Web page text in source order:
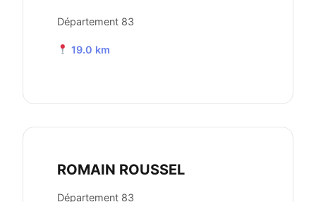
Département 83
19.0 km
ROMAIN ROUSSEL
Département 83